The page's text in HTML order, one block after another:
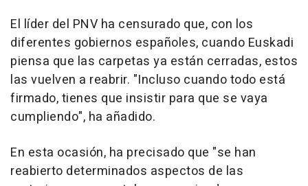
El líder del PNV ha censurado que, con los
diferentes gobiernos españoles, cuando Euskadi
piensa que las carpetas ya están cerradas, estos
las vuelven a reabrir. "Incluso cuando todo está
firmado, tienes que insistir para que se vaya
cumpliendo", ha añadido.
En esta ocasión, ha precisado que "se han
reabierto determinados aspectos de las